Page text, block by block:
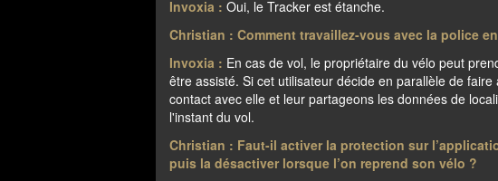
Invoxia : Oui, le Tracker est étanche.
Christian : Comment travaillez-vous avec la police
Invoxia : En cas de vol, le propriétaire du vélo peut
être assisté. Si cet utilisateur décide en parallèle de
contact avec elle et leur partageons les données de
l'instant du vol.
Christian : Faut-il activer la protection sur
puis la désactiver lorsque l’on reprend son vélo ?